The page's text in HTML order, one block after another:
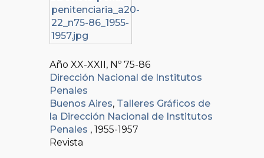
Año XX-XXII, Nº 75-86
Dirección Nacional de Institutos
Penales
Buenos Aires, Talleres Gráficos de
la Dirección Nacional de Institutos
Penales , 1955-1957
Revista